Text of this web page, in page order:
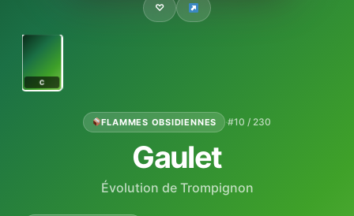
♡
C
FLAMMES OBSIDIENNES ·#10 / 230
Gaulet
Évolution de Trompignon